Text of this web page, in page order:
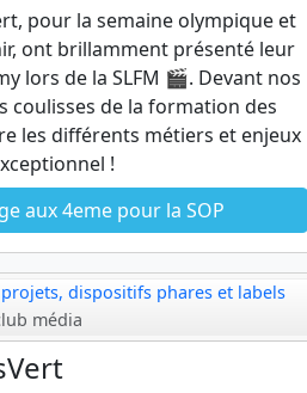
pour la semaine olympique et
ont brillamment présenté leur
lors de la SLFM 🎬. Devant nos
coulisses de la formation des
les différents métiers et enjeux
!
aux 4eme pour la SOP
dispositifs phares et labels
média